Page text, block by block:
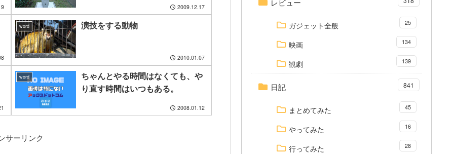
2009.12.17
word 演技をする動物
2010.01.07
word
ちゃんとやる時間はなくても、や
り直す時間はいつもある。
2008.01.12
サーリンク
レビュー
ガジェット全般 25
映画 134
観劇 139
日記 841
まとめてみた 45
やってみた 16
行ってみた 28